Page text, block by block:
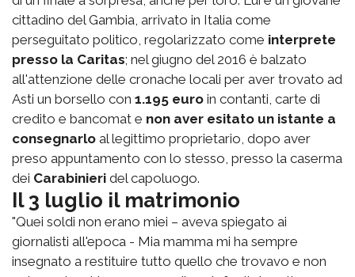
cittadino del Gambia, arrivato in Italia come
perseguitato politico, regolarizzato come interprete
presso la Caritas; nel giugno del 2016 è balzato
all'attenzione delle cronache locali per aver trovato ad
Asti un borsello con 1.195 euro in contanti, carte di
credito e bancomat e non aver esitato un istante a
consegnarlo al legittimo proprietario, dopo aver
preso appuntamento con lo stesso, presso la caserma
dei Carabinieri del capoluogo.
Il 3 luglio il matrimonio
"Quei soldi non erano miei – aveva spiegato ai
giornalisti all'epoca - Mia mamma mi ha sempre
insegnato a restituire tutto quello che trovavo e non